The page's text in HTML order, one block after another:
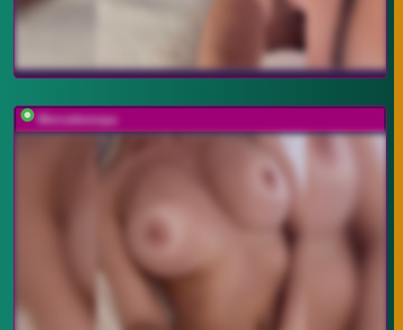
Mercedesnaya